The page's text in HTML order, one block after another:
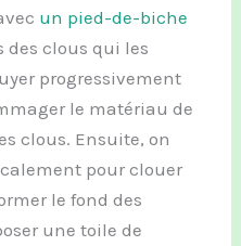
un pied-de-biche
des clous qui les
progressivement
le matériau de
clous. Ensuite, on
pour clouer
le fond des
une toile de